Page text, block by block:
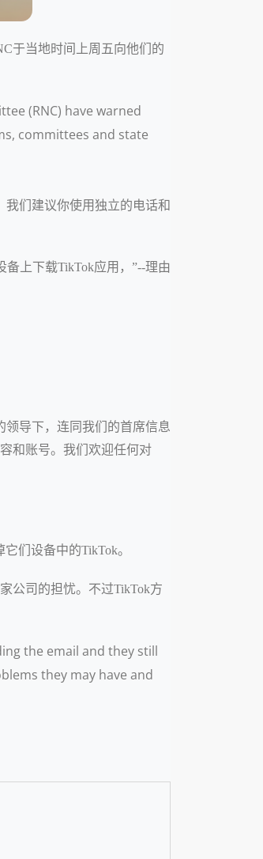
于当地时间上周五向他们的
(RNC) have warned
committees and state
们建议你使用独立的电话和
上下载TikTok应用，”--理由
领导下，连同我们的首席信息
和账号。我们欢迎任何对
们设备中的TikTok。
公司的担忧。不过TikTok方
the email and they still
they may have and